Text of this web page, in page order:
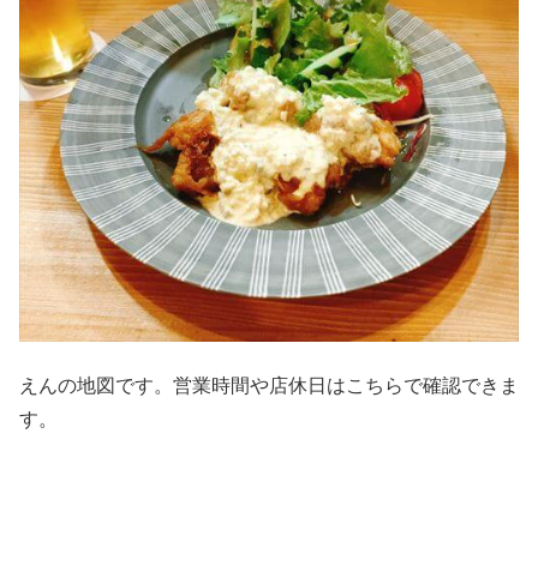
えんの地図です。営業時間や店休日はこちらで確認できま
す。